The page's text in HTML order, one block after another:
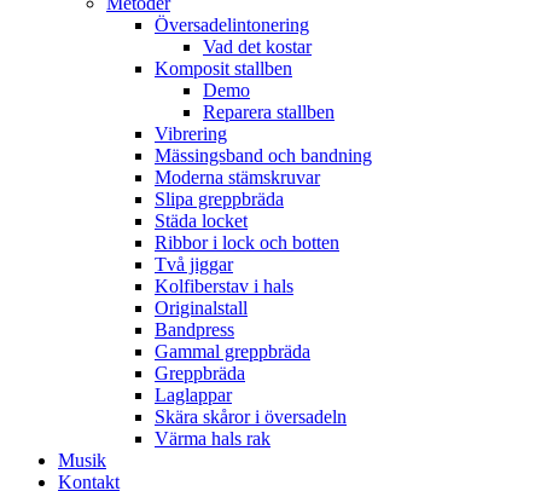
Översadelintonering
Vad det kostar
Komposit stallben
Demo
Reparera stallben
Vibrering
Mässingsband och bandning
Moderna stämskruvar
Slipa greppbräda
Städa locket
Ribbor i lock och botten
Två jiggar
Kolfiberstav i hals
Originalstall
Bandpress
Gammal greppbräda
Greppbräda
Laglappar
Skära skåror i översadeln
Värma hals rak
Musik
Kontakt